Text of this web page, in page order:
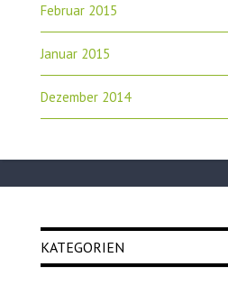
Februar 2015
Januar 2015
Dezember 2014
KATEGORIEN